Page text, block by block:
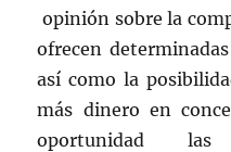
opinión sobre la
ofrecen
así como la
más dinero en
oportunidad las